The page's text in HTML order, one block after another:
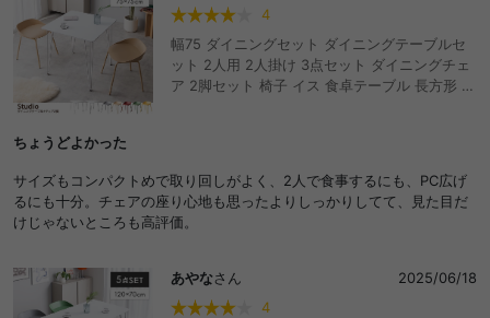
4
幅75 ダイニングセット ダイニングテーブルセ
ット 2人用 2人掛け 3点セット ダイニングチェ
ア 2脚セット 椅子 イス 食卓テーブル 長方形 角
定 作業 広々 食事 学習 パソコン 高級感
ちょうどよかった
サイズもコンパクトめで取り回しがよく、2人で食事するにも、PC広げ
るにも十分。チェアの座り心地も思ったよりしっかりしてて、見た目だ
けじゃないところも高評価。
あやなさん
2025/06/18
4